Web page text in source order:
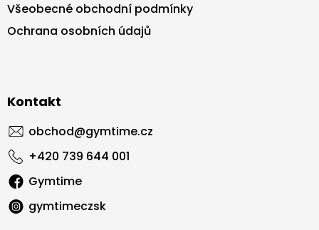
Všeobecné obchodní podmínky
Ochrana osobních údajů
Kontakt
obchod@gymtime.cz
+420 739 644 001
Gymtime
gymtimeczsk